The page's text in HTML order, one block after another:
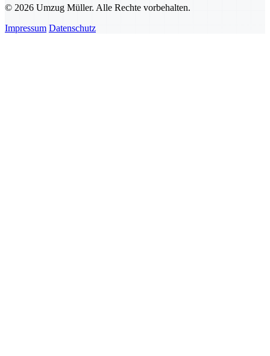
© 2026 Umzug Müller. Alle Rechte vorbehalten.
Impressum Datenschutz